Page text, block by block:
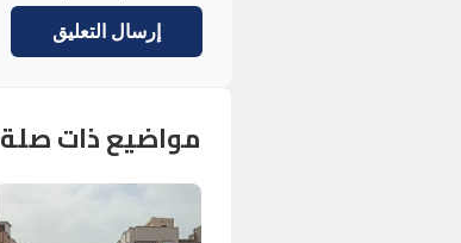
مواضيع ذات صلة